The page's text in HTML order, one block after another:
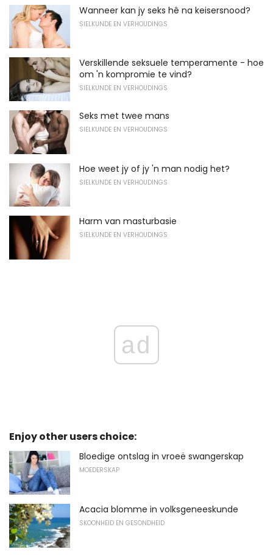
Wanneer kan jy seks hê na keisersnood?
SIELKUNDE EN VERHOUDINGS
Verskillende seksuele temperamente - hoe
om 'n kompromie te vind?
SIELKUNDE EN VERHOUDINGS
Seks met twee mans
SIELKUNDE EN VERHOUDINGS
Hoe weet jy of jy 'n man nodig het?
SIELKUNDE EN VERHOUDINGS
Harm van masturbasie
SIELKUNDE EN VERHOUDINGS
ad
Enjoy other users choice:
Bloedige ontslag in vroeë swangerskap
MOEDERSKAP
Acacia blomme in volksgeneeskunde
SKOONHEID EN GESONDHEID